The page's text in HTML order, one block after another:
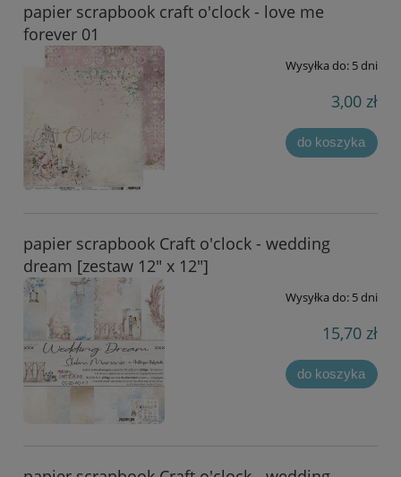
papier scrapbook craft o'clock - love me
forever 01
Wysyłka do: 5 dni
3,00 zł
do koszyka
papier scrapbook Craft o'clock - wedding
dream [zestaw 12" x 12"]
Wysyłka do: 5 dni
15,70 zł
do koszyka